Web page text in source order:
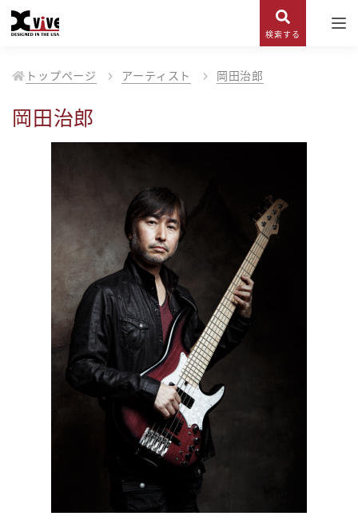
検索する
トップページ アーティスト 岡田治郎
岡田治郎